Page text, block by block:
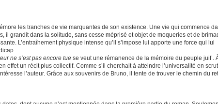
les tranches de vie marquantes de son existence. Une vie qui commence
il grandit dans la solitude, sans cesse méprisé et objet de moqueries et de
L’entraînement physique intense qu’il s’impose lui apporte une force qui lui
ne s’est pas encore tue se veut une rémanence de la mémoire du peuple juif .
effet un récit plus collectif. Comme s’il cherchait à atteindre l’universalité en
l’auteur. Grâce aux souvenirs de Bruno, il tente de trouver le chemin du